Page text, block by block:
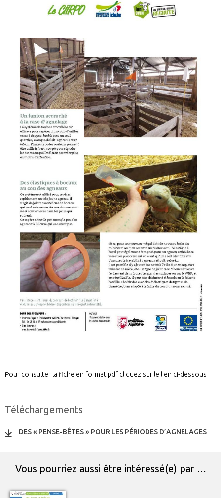
Pour consulter la fiche en format pdf cliquez sur le lien ci-dessous
Téléchargements
DES « PENSE-BÊTES » POUR LES PÉRIODES D’AGNELAGES
Vous pourriez aussi être intéressé(e) par …